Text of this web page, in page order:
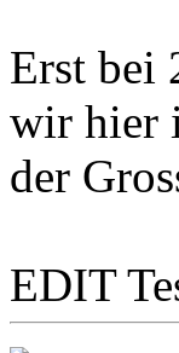
Erst bei
wir hier
der
EDIT